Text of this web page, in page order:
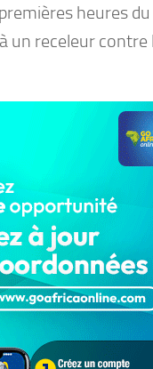
heures
à un receleur